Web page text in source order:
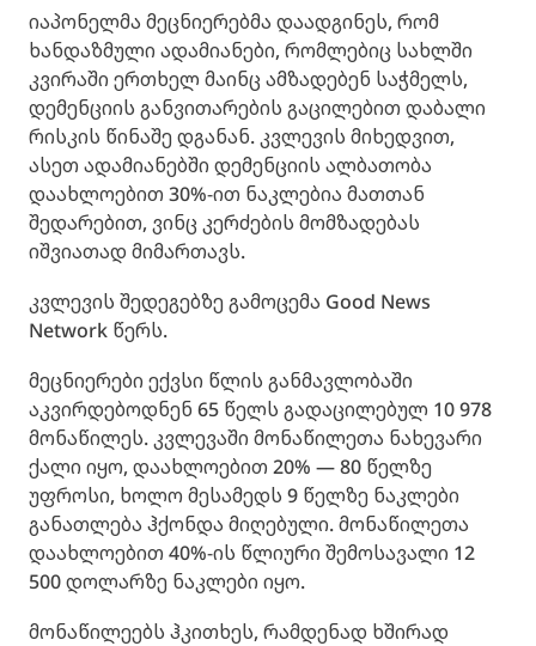
იაპონელმა მეცნიერებმა დაადგინეს, რომ
ხანდაზმული ადამიანები, რომლებიც სახლში
კვირაში ერთხელ მაინც ამზადებენ საჭმელს,
დემენციის განვითარების გაცილებით დაბალი
რისკის წინაშე დგანან. კვლევის მიხედვით,
ასეთ ადამიანებში დემენციის ალბათობა
დაახლოებით 30%-ით ნაკლებია მათთან
შედარებით, ვინც კერძების მომზადებას
იშვიათად მიმართავს.
კვლევის შედეგებზე გამოცემა Good News
Network წერს.
მეცნიერები ექვსი წლის განმავლობაში
აკვირდებოდნენ 65 წელს გადაცილებულ 10 978
მონაწილეს. კვლევაში მონაწილეთა ნახევარი
ქალი იყო, დაახლოებით 20% — 80 წელზე
უფროსი, ხოლო მესამედს 9 წელზე ნაკლები
განათლება ჰქონდა მიღებული. მონაწილეთა
დაახლოებით 40%-ის წლიური შემოსავალი 12
500 დოლარზე ნაკლები იყო.
მონაწილეებს ჰკითხეს, რამდენად ხშირად